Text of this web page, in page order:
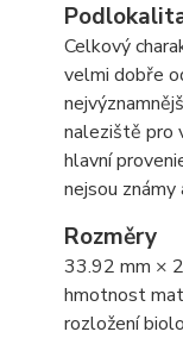
Celkový
velmi dobře
naleziště pro
hlavní
nejsou
Rozměry
33.92 mm ×
hmotnost
rozložení